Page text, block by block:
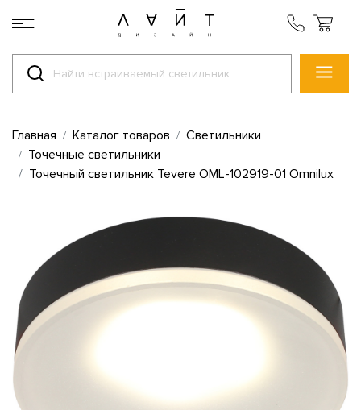
Главная Каталог товаров
Светильники
Точечные светильники
Точечный светильник Tevere OML-102919-01 Omnilux